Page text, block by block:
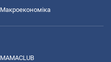
Макроекономіка
MAMACLUB